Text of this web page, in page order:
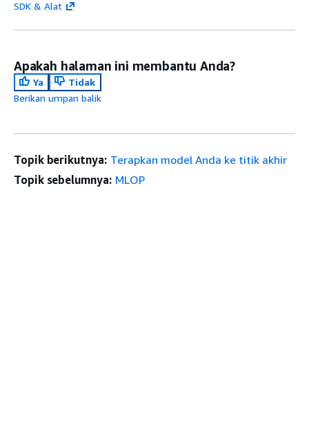
SDK & Alat
Apakah halaman ini membantu Anda?
Ya
Tidak
Berikan umpan balik
Topik berikutnya: Terapkan model Anda ke titik akhir
Topik sebelumnya: MLOP